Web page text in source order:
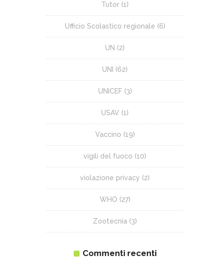
Tutor (1)
Ufficio Scolastico regionale (6)
UN (2)
UNI (62)
UNICEF(3)
USAV (1)
Vaccino (19)
vigili del fuoco (10)
violazione privacy (2)
WHO (27)
Zootecnia (3)
Commenti recenti